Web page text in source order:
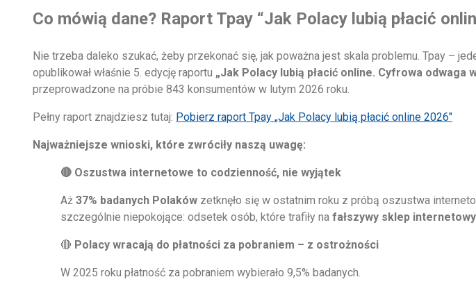
Co mówią dane? Raport Tpay “Jak Polacy lubią płacić
Nie trzeba daleko szukać, żeby przekonać się, jak poważna jest skala problemu. Tpay –
opublikował właśnie 5. edycję raportu „Jak Polacy lubią płacić online. Cyfrowa odwaga
przeprowadzone na próbie 843 konsumentów w lutym 2026 roku.
Pełny raport znajdziesz tutaj: Pobierz raport Tpay „Jak Polacy lubią płacić online 2026″
Najważniejsze wnioski, które zwróciły naszą uwagę:
🔴 Oszustwa internetowe to codzienność, nie wyjątek
Aż 37% badanych Polaków zetknęło się w ostatnim roku z próbą oszustwa
szczególnie niepokojące: odsetek osób, które trafiły na fałszywy sklep internetowy
🔴 Polacy wracają do płatności za pobraniem – z ostrożności
W 2025 roku płatność za pobraniem wybierało 9,5% badanych.